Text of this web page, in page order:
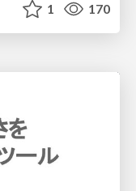
1 170